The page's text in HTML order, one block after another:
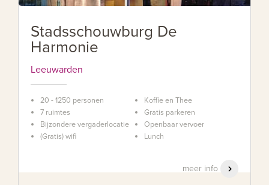
Stadsschouwburg De
Harmonie
Leeuwarden
20 - 1250 personen
7 ruimtes
Bijzondere vergaderlocatie
(Gratis) wifi
Koffie en Thee
Gratis parkeren
Openbaar vervoer
Lunch
meer info